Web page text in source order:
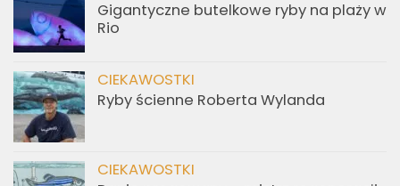
Gigantyczne butelkowe ryby na plaży w
Rio
CIEKAWOSTKI
Ryby ścienne Roberta Wylanda
CIEKAWOSTKI